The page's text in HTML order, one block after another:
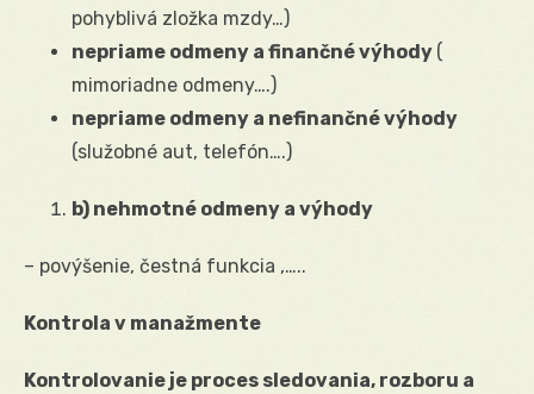
pohyblivá zložka mzdy…)
nepriame odmeny a finančné výhody (
mimoriadne odmeny….)
nepriame odmeny a nefinančné výhody
(služobné aut, telefón….)
b) nehmotné odmeny a výhody
– povýšenie, čestná funkcia ,…..
Kontrola v manažmente
Kontrolovanie je proces sledovania, rozboru a